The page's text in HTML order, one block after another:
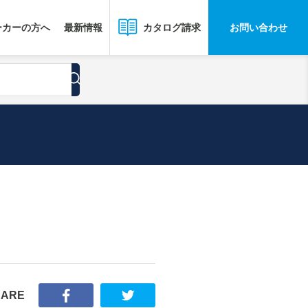
ーの方へ 最新情報 カタログ請求 お問い合わせ